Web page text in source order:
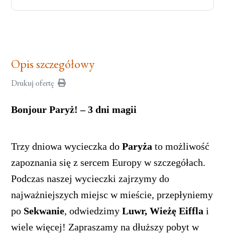
Opis szczegółowy
Drukuj ofertę
Bonjour Paryż! – 3 dni magii
Trzy dniowa wycieczka doParyża to możliwość
zapoznania się z sercem Europy w szczegółach.
Podczas naszej wycieczki zajrzymy do
najważniejszych miejsc w mieście, przepłyniemy
po Sekwanie, odwiedzimyLuwr, Wieżę Eiffla i
wiele więcej! Zapraszamy na dłuższy pobyt w